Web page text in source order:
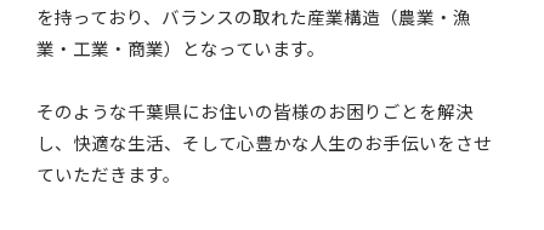
を持っており、バランスの取れた産業構造（農業・漁
業・工業・商業）となっています。
そのような千葉県にお住いの皆様のお困りごとを解決
し、快適な生活、そして心豊かな人生のお手伝いをさせ
ていただきます。